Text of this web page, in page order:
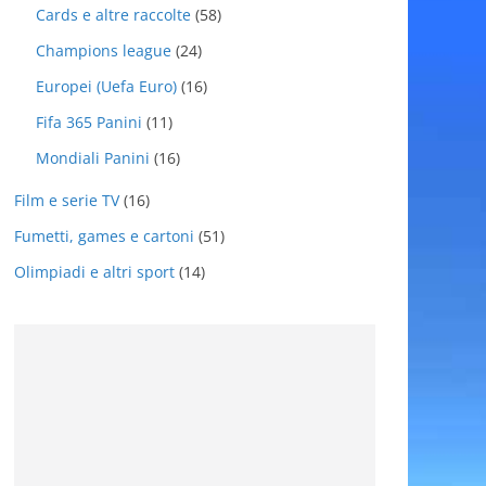
Cards e altre raccolte (58)
Champions league (24)
Europei (Uefa Euro) (16)
Fifa 365 Panini (11)
Mondiali Panini (16)
Film e serie TV(16)
Fumetti, games e cartoni (51)
Olimpiadi e altri sport (14)